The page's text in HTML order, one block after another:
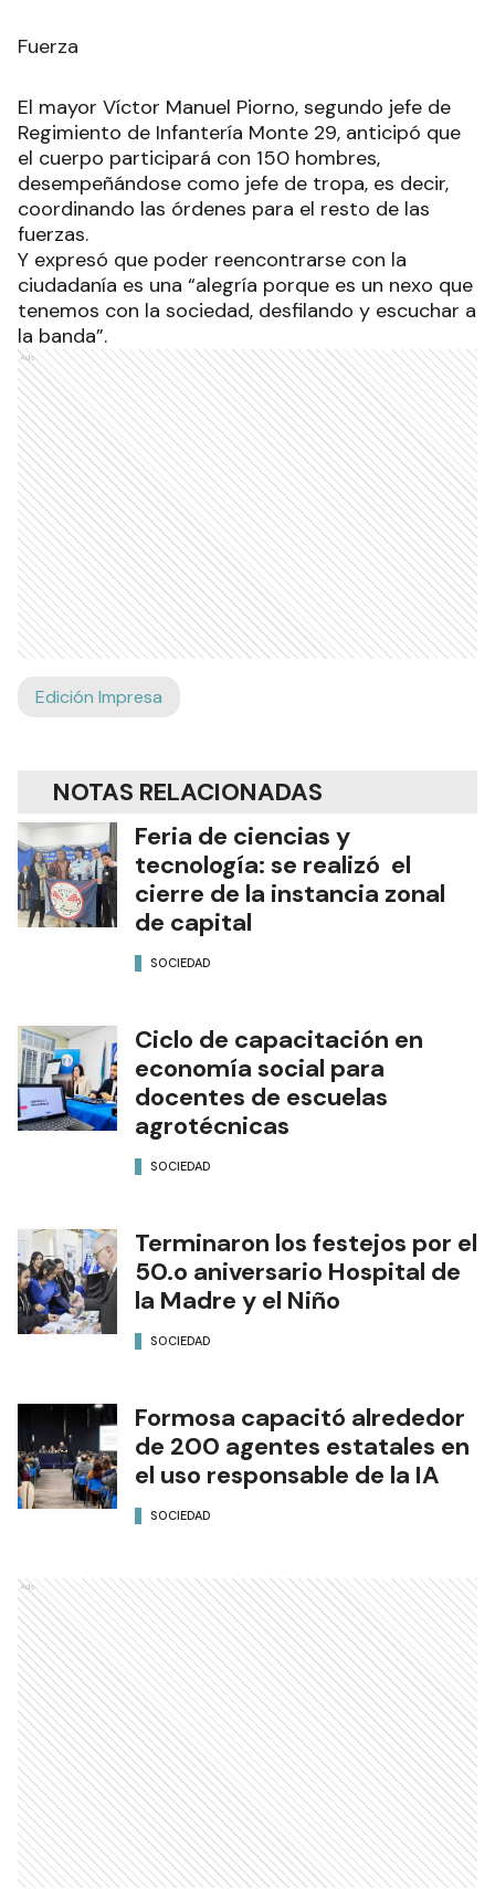
Fuerza
El mayor Víctor Manuel Piorno, segundo jefe de
Regimiento de Infantería Monte 29, anticipó que
el cuerpo participará con 150 hombres,
desempeñándose como jefe de tropa, es decir,
coordinando las órdenes para el resto de las
fuerzas.
Y expresó que poder reencontrarse con la
ciudadanía es una “alegría porque es un nexo que
tenemos con la sociedad, desfilando y escuchar a
la banda”.
Ads
Edición Impresa
NOTAS RELACIONADAS
Feria de ciencias y
tecnología: se realizó el
cierre de la instancia zonal
de capital
SOCIEDAD
Ciclo de capacitación en
economía social para
docentes de escuelas
agrotécnicas
SOCIEDAD
Terminaron los festejos por el
50.o aniversario Hospital de
la Madre y el Niño
SOCIEDAD
Formosa capacitó alrededor
de 200 agentes estatales en
el uso responsable de la IA
SOCIEDAD
Ads